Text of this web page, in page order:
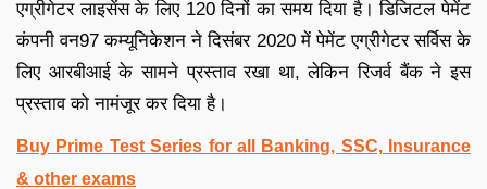
एग्रीगेटर लाइसेंस के लिए 120 दिनों का समय दिया है। डिजिटल पेमेंट
कंपनी वन97 कम्यूनिकेशन ने दिसंबर 2020 में पेमेंट एग्रीगेटर सर्विस के
लिए आरबीआई के सामने प्रस्ताव रखा था, लेकिन रिजर्व बैंक ने इस
प्रस्ताव को नामंजूर कर दिया है।
Buy Prime Test Series for all Banking, SSC, Insurance
& other exams